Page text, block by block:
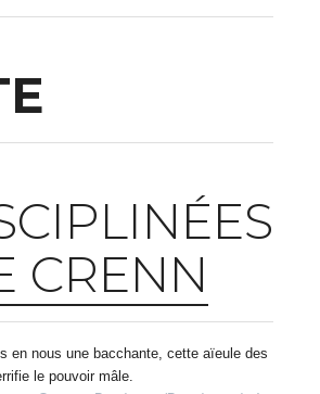
CRENN
en nous une bacchante, cette aïeule des
le pouvoir mâle.